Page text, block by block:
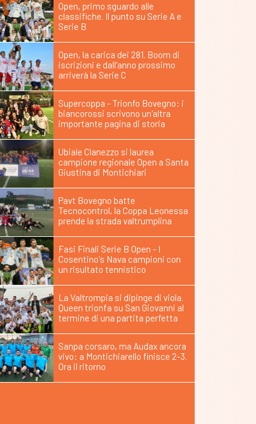
Open, primo sguardo alle
classifiche. Il punto su Serie A e
Serie B
Open, la carica dei 281. Boom di
iscrizioni e dall'anno prossimo
arriverà la Serie C
Supercoppa - Trionfo Bovegno: i
biancorossi scrivono un'altra
importante pagina di storia
Ubiale Clanezzo si laurea
campione regionale Open a Santa
Giustina di Montichiari
Pavt Bovegno batte
Tecnocontrol, la Coppa Leonessa
prende la strada valtrumplina
Fasi Finali Serie B Open - I
Cosentino's Nava campioni con
un risultato tennistico
La Valtrompia si dipinge di viola.
Queen trionfa su San Giovanni al
termine di una partita perfetta
Sanpa corsaro, ma Audax ancora
vivo: a Montichiarello finisce 2-3.
Ora il ritorno